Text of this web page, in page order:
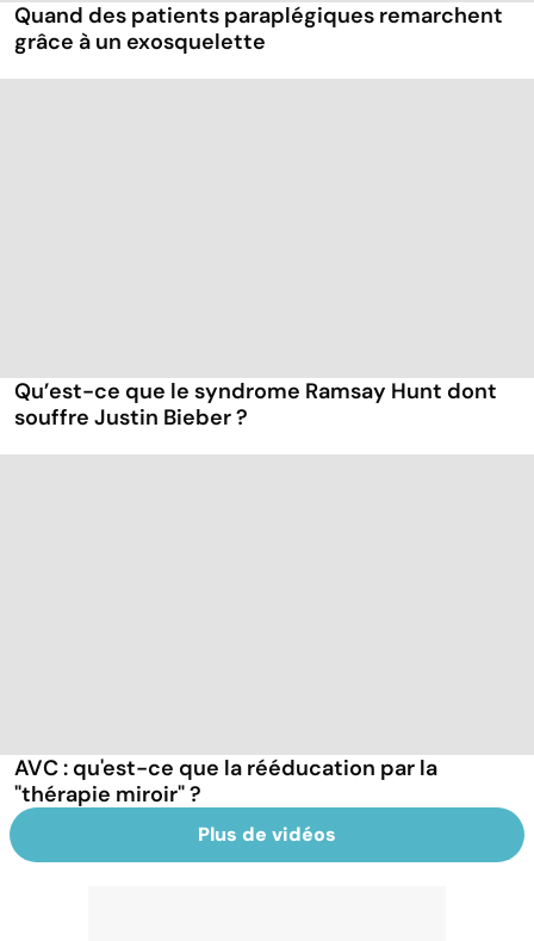
Quand des patients paraplégiques remarchent
grâce à un exosquelette
Qu’est-ce que le syndrome Ramsay Hunt dont
souffre Justin Bieber ?
AVC : qu'est-ce que la rééducation par la
"thérapie miroir" ?
Plus de vidéos